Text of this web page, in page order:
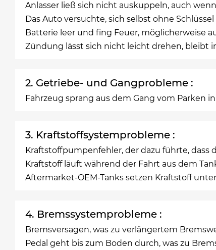
Anlasser ließ sich nicht auskuppeln, auch
Das Auto versuchte, sich selbst ohne
Batterie leer und fing Feuer, möglicherweise
Zündung lässt sich nicht leicht drehen, bleibt
2. Getriebe- und Gangprobleme :
Fahrzeug sprang aus dem Gang vom Parken
3. Kraftstoffsystemprobleme :
Kraftstoffpumpenfehler, der dazu führte,
Kraftstoff läuft während der Fahrt aus dem
Aftermarket-OEM-Tanks setzen Kraftstoff
4. Bremssystemprobleme :
Bremsversagen, was zu verlängertem
Pedal geht bis zum Boden durch, was zu